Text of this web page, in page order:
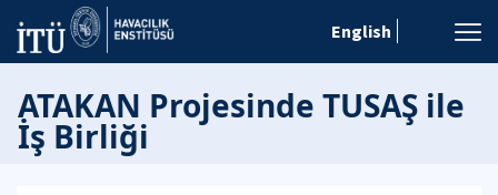
English
ATAKAN Projesinde TUSAŞ ile
İş Birliği